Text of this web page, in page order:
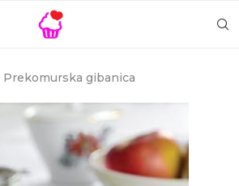
Prekomurska gibanica